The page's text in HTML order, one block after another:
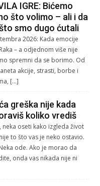
IGRE: Bićemo
što volimo – ali i da
smo dugo ćutali
2026: Kada emocije
– a odjednom više nije
spremni da se borimo. Od
akcije, strasti, borbe i
[…]
greška nije kada
koliko vrediš
oseti kako izgleda život
to što vas je neko ostavio.
ode. Ako je morao da
onda vas nikada nije ni